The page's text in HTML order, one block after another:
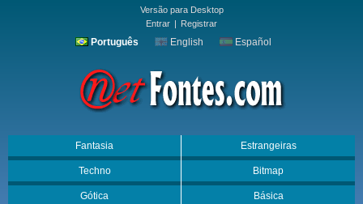
Versão para Desktop
Entrar | Registrar
Português English Español
Fantasia Estrangeiras
Techno Bitmap
Gótica Básica